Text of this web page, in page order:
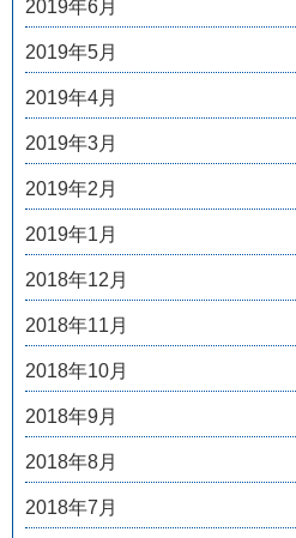
2019年6月
2019年5月
2019年4月
2019年3月
2019年2月
2019年1月
2018年12月
2018年11月
2018年10月
2018年9月
2018年8月
2018年7月